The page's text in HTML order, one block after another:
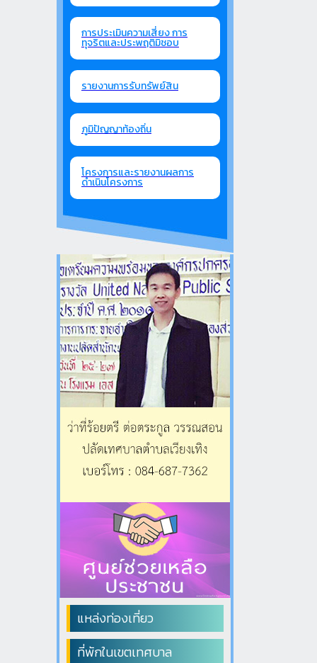
การประเมินความเสี่ยง การ
ทุจริตและประพฤติมิชอบ
รายงานการรับทรัพย์สิน
ภูมิปัญญาท้องถิ่น
โครงการและรายงานผลการ
ดำเนินโครงการ
แหล่งท่องเที่ยว
ที่พักในเขตเทศบาล